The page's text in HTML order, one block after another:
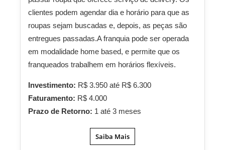
clientes podem agendar dia e horário para que as
roupas sejam buscadas e, depois, as peças são
entregues passadas.A franquia pode ser operada
em modalidade home based, e permite que os
franqueados trabalhem em horários flexíveis.
Investimento: R$ 3.950 até R$ 6.300
Faturamento: R$ 4.000
Prazo de Retorno: 1 até 3 meses
Saiba Mais